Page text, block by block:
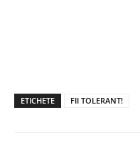
ETICHETE FII TOLERANT!